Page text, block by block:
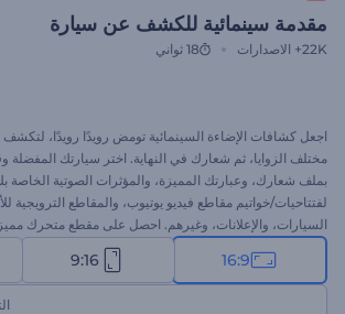
مقدمة سينمائية للكشف عن سيارة
22K+ الاصدارات 18 ثواني
اجعل كشافات الإضاءة السينمائية تومض رويدًا رويدًا،
مختلف الزوايا، ثم شعارك في النهاية. اختر سيارتك المفضلة
بملف شعارك، وعبارتك المميزة، والمؤثرات الصوتية
لفتتاحيات/خواتيم مقاطع فيديو يوتيوب، والمقاطع الترويجية
السيارات، والإعلانات، وغيرهم. احصل على مقطع متحرك
16:9
9:16